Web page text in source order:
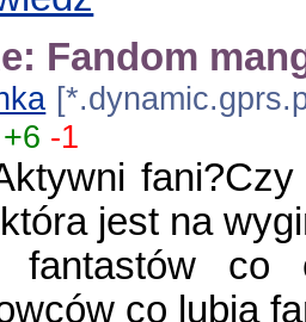
Fandom
+6 -1
jest na
fantastów co
co lubią